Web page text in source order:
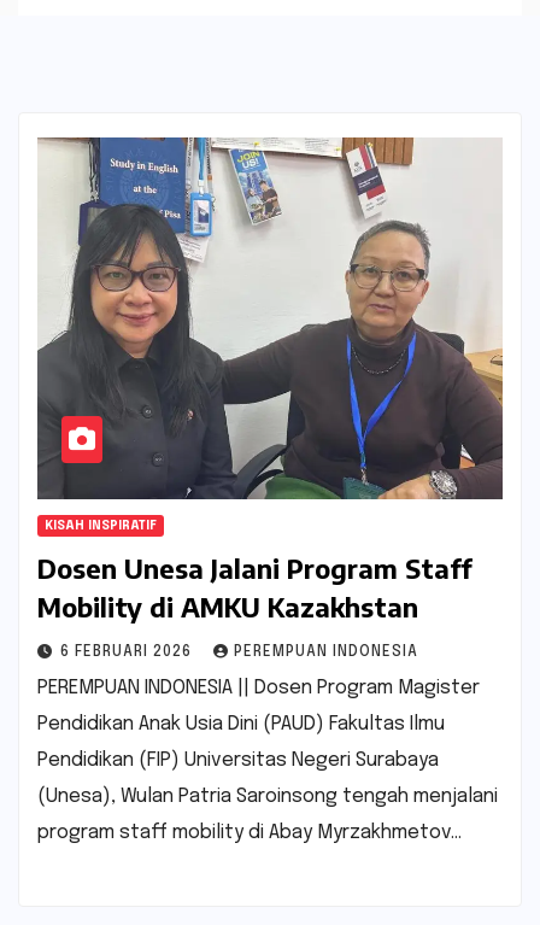
KISAH INSPIRATIF
Dosen Unesa Jalani Program Staff
Mobility di AMKU Kazakhstan
6 FEBRUARI 2026 PEREMPUAN INDONESIA
PEREMPUAN INDONESIA || Dosen Program Magister
Pendidikan Anak Usia Dini (PAUD) Fakultas Ilmu
Pendidikan (FIP) Universitas Negeri Surabaya
(Unesa), Wulan Patria Saroinsong tengah menjalani
program staff mobility di Abay Myrzakhmetov…